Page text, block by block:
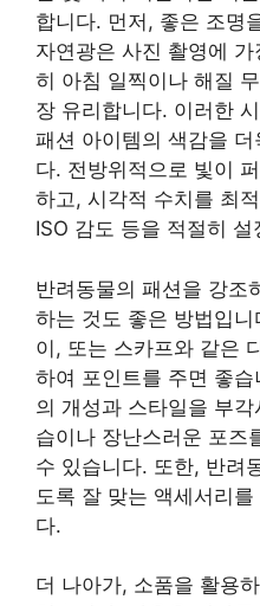
합니다. 먼저, 좋은 조명
자연광은 사진 촬영에
히 아침 일찍이나 해질
장 유리합니다. 이러한
패션 아이템의 색감을
다. 전방위적으로 빛이
하고, 시각적 수치를 최
ISO 감도 등을 적절히
반려동물의 패션을 강조
하는 것도 좋은 방법입
이, 또는 스카프와 같은
하여 포인트를 주면 좋
의 개성과 스타일을 부
습이나 장난스러운 포즈
수 있습니다. 또한, 반려
도록 잘 맞는 액세서리
다.
더 나아가, 소품을 활용